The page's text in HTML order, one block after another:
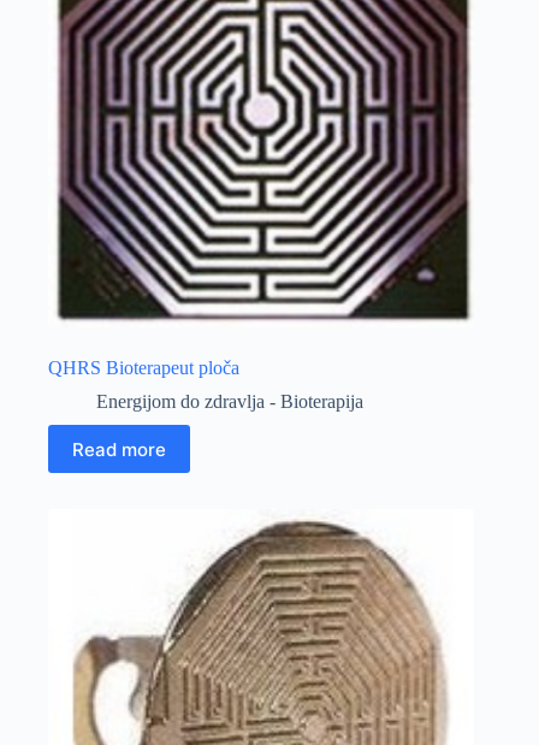
QHRS Bioterapeut ploča
Energijom do zdravlja - Bioterapija
Read more